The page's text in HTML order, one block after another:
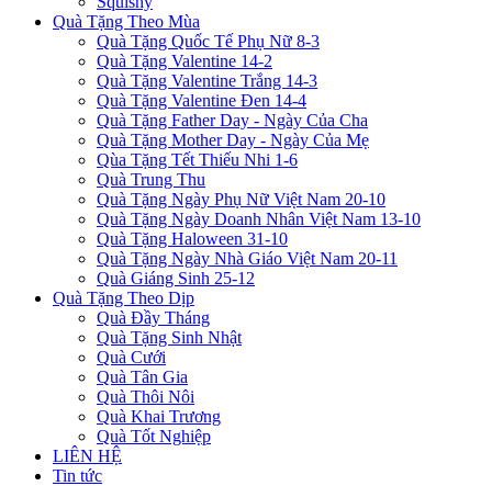
Quà Tặng Theo Mùa
Quà Tặng Quốc Tế Phụ Nữ 8-3
Quà Tặng Valentine 14-2
Quà Tặng Valentine Trắng 14-3
Quà Tặng Valentine Đen 14-4
Quà Tặng Father Day - Ngày Của Cha
Quà Tặng Mother Day - Ngày Của Mẹ
Qùa Tặng Tết Thiếu Nhi 1-6
Quà Trung Thu
Quà Tặng Ngày Phụ Nữ Việt Nam 20-10
Quà Tặng Ngày Doanh Nhân Việt Nam 13-10
Quà Tặng Haloween 31-10
Quà Tặng Ngày Nhà Giáo Việt Nam 20-11
Quà Giáng Sinh 25-12
Quà Tặng Theo Dịp
Quà Đầy Tháng
Quà Tặng Sinh Nhật
Quà Cưới
Quà Tân Gia
Quà Thôi Nôi
Quà Khai Trương
Quà Tốt Nghiệp
LIÊN HỆ
Tin tức